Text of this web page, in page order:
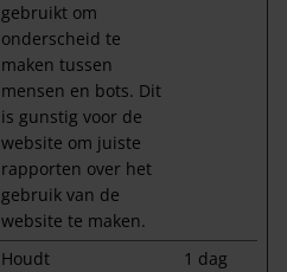
gebruikt om
onderscheid te
maken tussen
mensen en bots. Dit
is gunstig voor de
website om juiste
rapporten over het
gebruik van de
website te maken.
Houdt
1 dag